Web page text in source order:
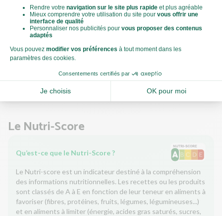
dont sucre 2,13g
Fibres
Protéines
Sel 0,20g
Le Nutri-Score
Qu’est-ce que le Nutri-Score ?
Le Nutri-score est un indicateur destiné à la compréhension
des informations nutritionnelles. Les recettes ou les produits
sont classés de A à E en fonction de leur teneur en aliments à
favoriser (fibres, protéines, fruits, légumes, légumineuses...)
et en aliments à limiter (énergie, acides gras saturés, sucres,